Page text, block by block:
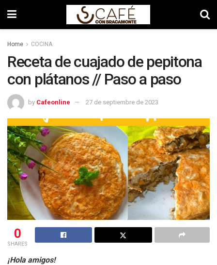
Home COCINA
Receta de cuajado de pepitona
con plátanos // Paso a paso
by Cafeonline 27 de septiembre de 2023
0
SHARES
¡Hola amigos!